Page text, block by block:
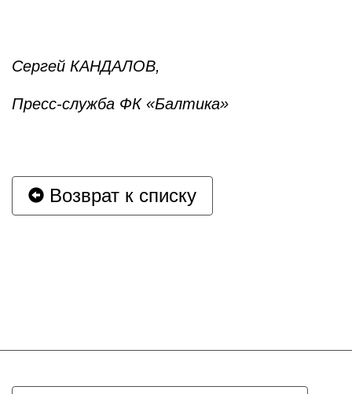
Сергей КАНДАЛОВ,
Пресс-служба ФК «Балтика»
Возврат к списку